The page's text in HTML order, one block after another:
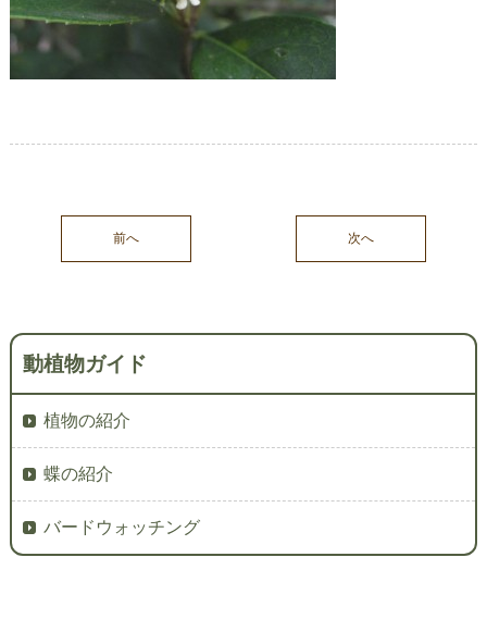
前へ 次へ
動植物ガイド
植物の紹介
蝶の紹介
バードウォッチング